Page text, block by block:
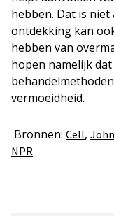
hebben. Dat is
ontdekking kan
hebben van
hopen namelijk
vermoeidheid.
Bronnen: Cell,
NPR